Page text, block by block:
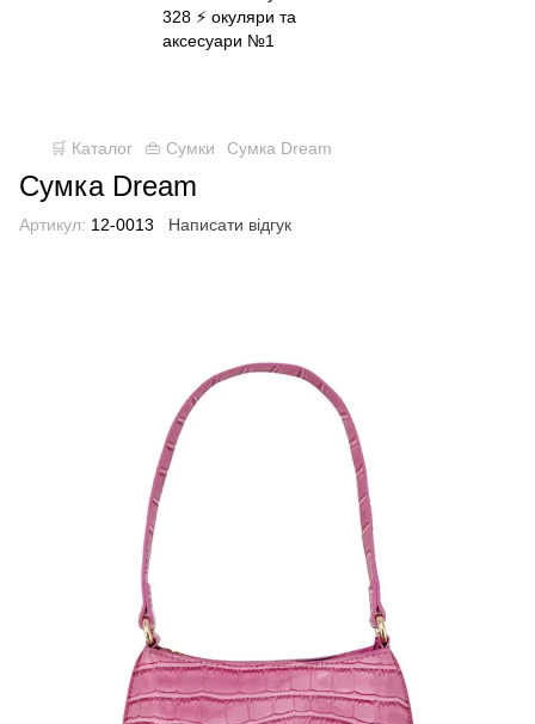
🛒 Каталог 👜 Сумки Сумка Dream
Сумка Dream
Артикул: 12-0013 Написати відгук